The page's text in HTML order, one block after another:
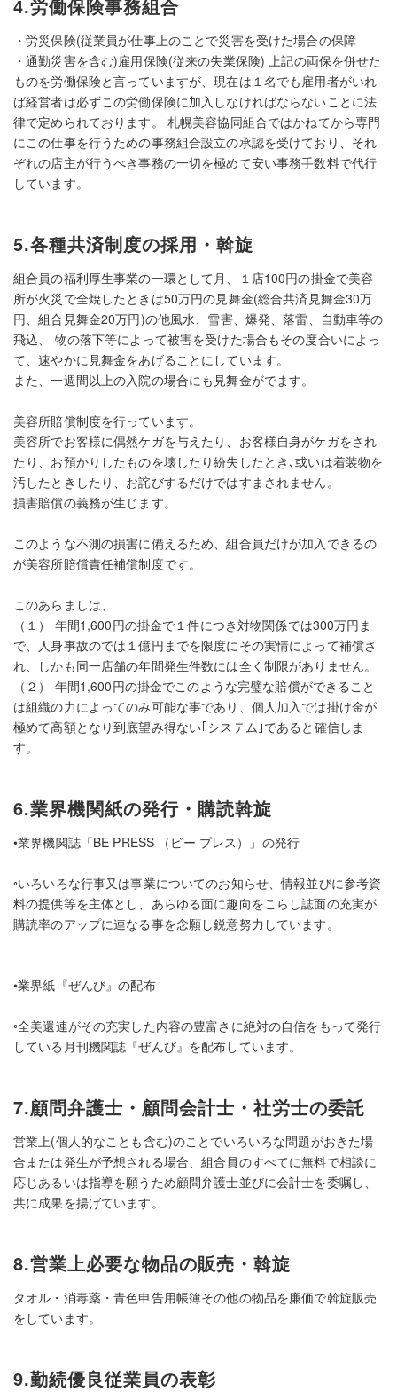
4.労働保険事務組合
・労災保険(従業員が仕事上のことで災害を受けた場合の保障
・通勤災害を含む)雇用保険(従来の失業保険) 上記の両保を併せた
ものを労働保険と言っていますが、現在は１名でも雇用者がいれ
ば経営者は必ずこの労働保険に加入しなければならないことに法
律で定められております。 札幌美容協同組合ではかねてから専門
にこの仕事を行うための事務組合設立の承認を受けており、それ
ぞれの店主が行うべき事務の一切を極めて安い事務手数料で代行
しています。
5.各種共済制度の採用・斡旋
組合員の福利厚生事業の一環として月、１店100円の掛金で美容
所が火災で全焼したときは50万円の見舞金(総合共済見舞金30万
円、組合見舞金20万円)の他風水、雪害、爆発、落雷、自動車等の
飛込、 物の落下等によって被害を受けた場合もその度合いによっ
て、速やかに見舞金をあげることにしています。
また、一週間以上の入院の場合にも見舞金がでます。
美容所賠償制度を行っています。
美容所でお客様に偶然ケガを与えたり、お客様自身がケガをされ
たり、お預かりしたものを壊したり紛失したとき､或いは着装物を
汚したときしたり、お詫びするだけではすまされません。
損害賠償の義務が生じます。
このような不測の損害に備えるため、組合員だけが加入できるの
が美容所賠償責任補償制度です。
このあらましは、
（１） 年間1,600円の掛金で１件につき対物関係では300万円ま
で、人身事故のでは１億円までを限度にその実情によって補償さ
れ、しかも同一店舗の年間発生件数には全く制限がありません。
（２） 年間1,600円の掛金でこのような完璧な賠償ができること
は組織の力によってのみ可能な事であり、個人加入では掛け金が
極めて高額となり到底望み得ない｢システム｣であると確信しま
す。
6.業界機関紙の発行・購読斡旋
•業界機関誌「BE PRESS （ビー プレス）」の発行
◦いろいろな行事又は事業についてのお知らせ、情報並びに参考資
料の提供等を主体とし、あらゆる面に趣向をこらし誌面の充実が
購読率のアップに連なる事を念願し鋭意努力しています。
•業界紙『ぜんび』の配布
◦全美還連がその充実した内容の豊富さに絶対の自信をもって発行
している月刊機関誌『ぜんび』を配布しています。
7.顧問弁護士・顧問会計士・社労士の委託
営業上(個人的なことも含む)のことでいろいろな問題がおきた場
合または発生が予想される場合、組合員のすべてに無料で相談に
応じあるいは指導を願うため顧問弁護士並びに会計士を委嘱し、
共に成果を揚げています。
8.営業上必要な物品の販売・斡旋
タオル・消毒薬・青色申告用帳簿その他の物品を廉価で斡旋販売
をしています。
9.勤続優良従業員の表彰